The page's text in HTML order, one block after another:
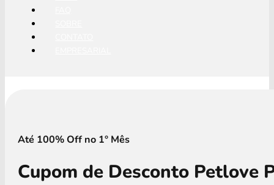
Até 100% Off no 1° Mês
Cupom de Desconto Petlove